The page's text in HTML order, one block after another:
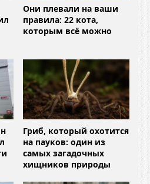
Они плевали на ваши
правила: 22 кота,
которым всё можно
Гриб, который охотится
на пауков: один из
самых загадочных
хищников природы